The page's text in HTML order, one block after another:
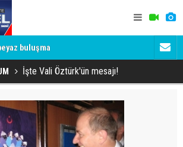
buluşma
İşte Vali Öztürk'ün mesajı!